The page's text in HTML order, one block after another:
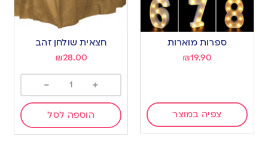
ספרות מוארות
₪19.90
צפיה במוצר
חצאית שולחן זהב
₪28.00
+
-
הוספה לסל